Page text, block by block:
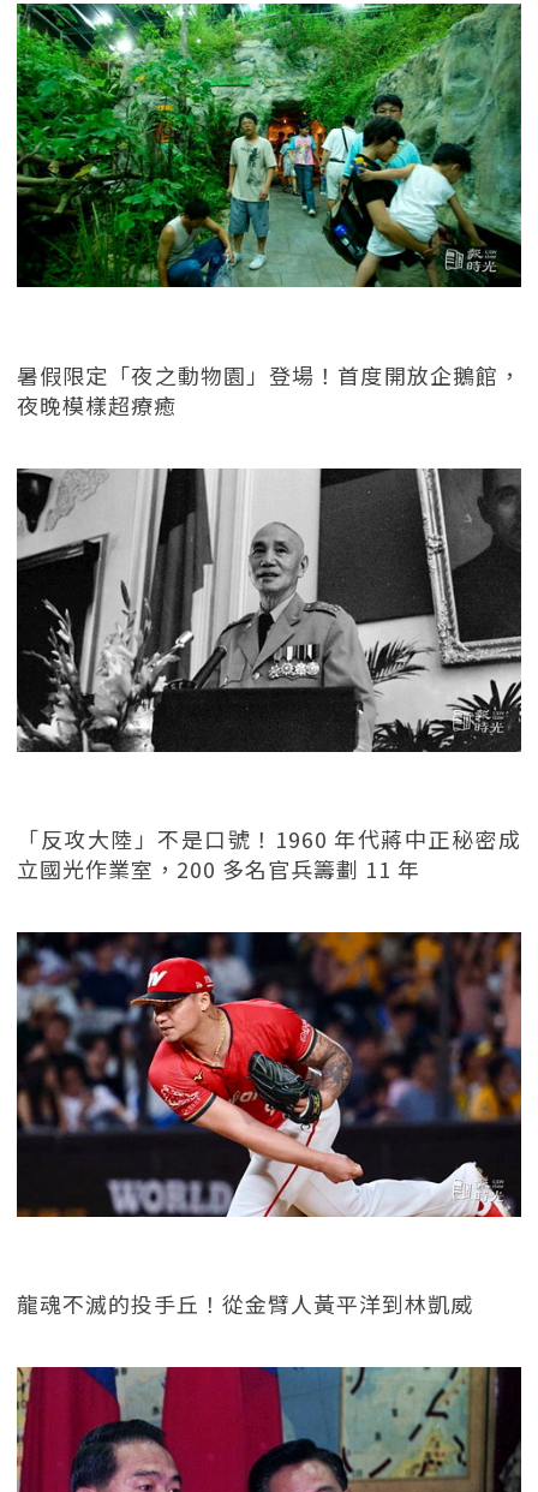
暑假限定「夜之動物園」登場！首度開放企鵝館，
夜晚模樣超療癒
「反攻大陸」不是口號！1960 年代蔣中正秘密成
立國光作業室，200 多名官兵籌劃 11 年
龍魂不滅的投手丘！從金臂人黃平洋到林凱威